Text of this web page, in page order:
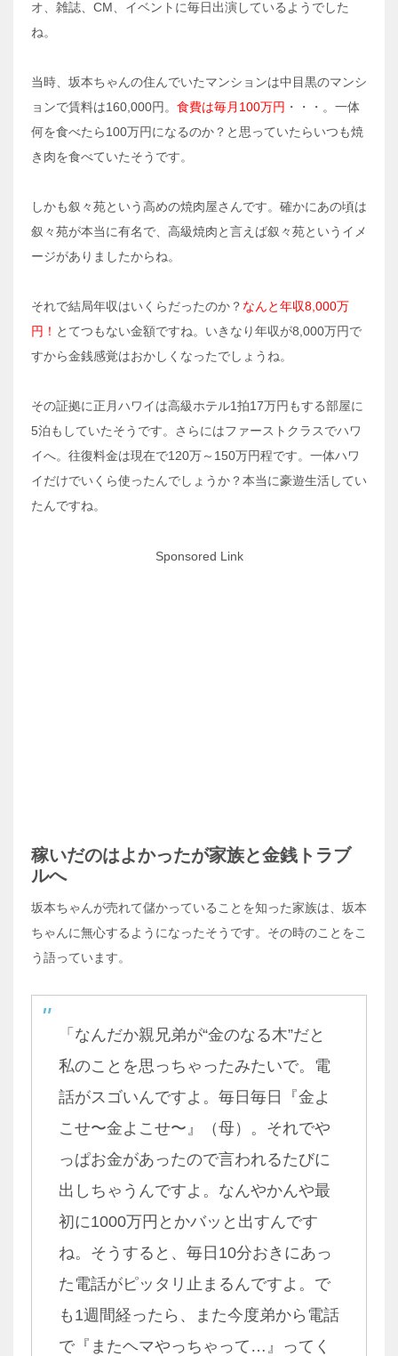
オ、雑誌、CM、イベントに毎日出演しているようでした
ね。
当時、坂本ちゃんの住んでいたマンションは中目黒のマンシ
ョンで賃料は160,000円。 食費は毎月100万円 ・・・。一体
何を食べたら100万円になるのか？と思っていたらいつも焼
き肉を食べていたそうです。
しかも叙々苑という高めの焼肉屋さんです。確かにあの頃は
叙々苑が本当に有名で、高級焼肉と言えば叙々苑というイメ
ージがありましたからね。
それで結局年収はいくらだったのか？ なんと年収8,000万
円！ とてつもない金額ですね。いきなり年収が8,000万円で
すから金銭感覚はおかしくなったでしょうね。
その証拠に正月ハワイは高級ホテル1拍17万円もする部屋に
5泊もしていたそうです。さらにはファーストクラスでハワ
イへ。往復料金は現在で120万～150万円程です。一体ハワ
イだけでいくら使ったんでしょうか？本当に豪遊生活してい
たんですね。
Sponsored Link
稼いだのはよかったが家族と金銭トラブ
ルへ
坂本ちゃんが売れて儲かっていることを知った家族は、坂本
ちゃんに無心するようになったそうです。その時のことをこ
う語っています。
「なんだか親兄弟が“金のなる木”だと
私のことを思っちゃったみたいで。電
話がスゴいんですよ。毎日毎日『金よ
こせ〜金よこせ〜』（母）。それでや
っぱお金があったので言われるたびに
出しちゃうんですよ。なんやかんや最
初に1000万円とかバッと出すんです
ね。そうすると、毎日10分おきにあっ
た電話がピッタリ止まるんですよ。で
も1週間経ったら、また今度弟から電話
で『またヘマやっちゃって…』ってく